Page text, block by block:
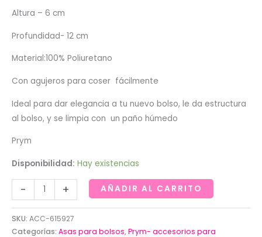
era:
11,95€.7,95€.
Altura – 6 cm
Profundidad- 12 cm
Material:100% Poliuretano
Con agujeros para coser fácilmente
Ideal para dar elegancia a tu nuevo bolso, le da estructura
al bolso, y se limpia con un paño húmedo
Prym
Disponibilidad: Hay existencias
-
rojo
de
bolso
+ AÑADIR AL CARRITO
SKU: ACC-615927
Categorías: Asas para bolsos,Prym- accesorios para